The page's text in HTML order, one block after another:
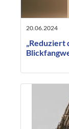
20.06.2024
„Reduziert